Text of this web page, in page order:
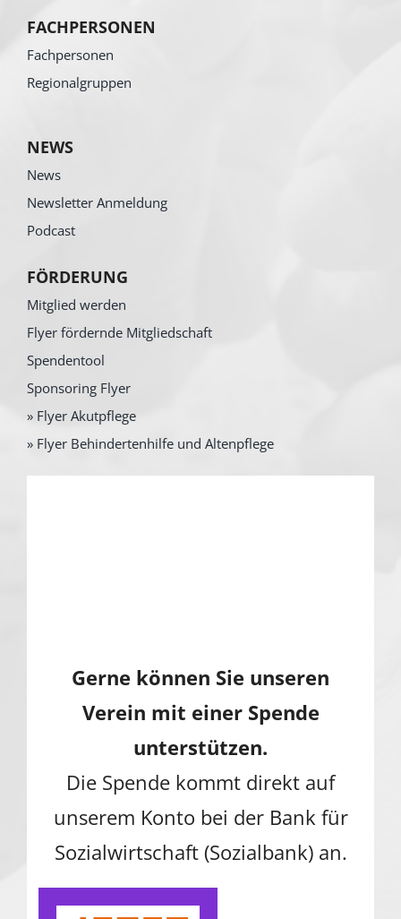
FACHPERSONEN
Fachpersonen
Regionalgruppen
NEWS
News
Newsletter Anmeldung
Podcast
FÖRDERUNG
Mitglied werden
Flyer fördernde Mitgliedschaft
Spendentool
Sponsoring Flyer
» Flyer Akutpflege
» Flyer Behindertenhilfe und Altenpflege
Gerne können Sie unseren
Verein mit einer Spende
unterstützen.
Die Spende kommt direkt auf
unserem Konto bei der Bank für
Sozialwirtschaft (Sozialbank) an.